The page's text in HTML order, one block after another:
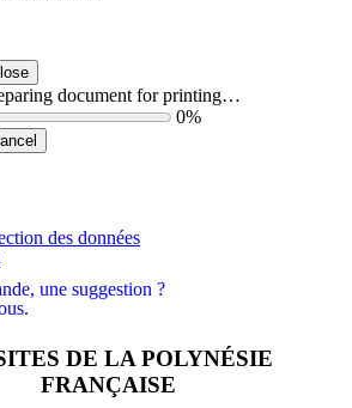
document for printing…
0%
des données
une suggestion ?
DE LA POLYNÉSIE
FRANÇAISE